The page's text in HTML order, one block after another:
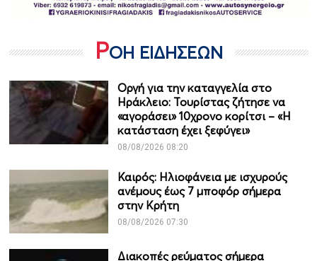
ΡΟΗ ΕΙΔΗΣΕΩΝ
Οργή για την καταγγελία στο
Ηράκλειο: Τουρίστας ζήτησε να
«αγοράσει» 10χρονο κορίτσι – «Η
κατάσταση έχει ξεφύγει»
08/08/2026 08:20
Καιρός: Ηλιοφάνεια με ισχυρούς
ανέμους έως 7 μποφόρ σήμερα
στην Κρήτη
08/08/2026 07:30
Διακοπές ρεύματος σήμερα